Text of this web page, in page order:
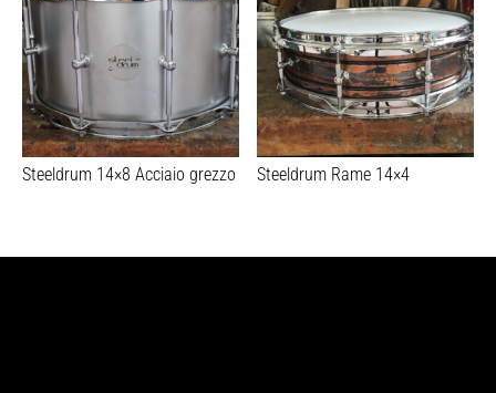
Steeldrum 14×8 Acciaio grezzo Steeldrum Rame 14×4